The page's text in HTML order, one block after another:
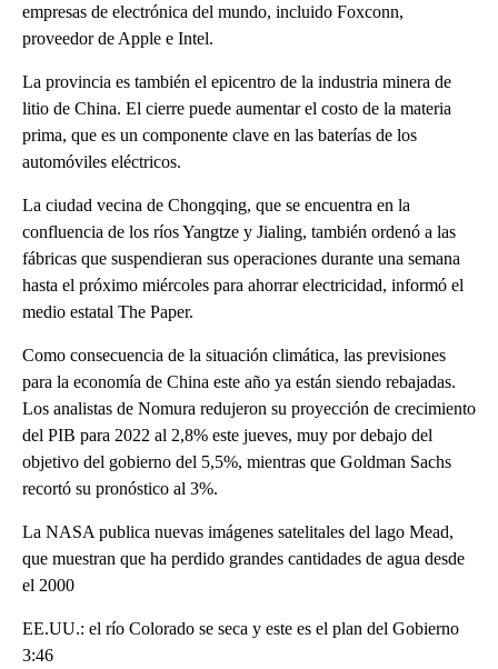
empresas de electrónica del mundo, incluido Foxconn,
proveedor de Apple e Intel.
La provincia es también el epicentro de la industria minera de
litio de China. El cierre puede aumentar el costo de la materia
prima, que es un componente clave en las baterías de los
automóviles eléctricos.
La ciudad vecina de Chongqing, que se encuentra en la
confluencia de los ríos Yangtze y Jialing, también ordenó a las
fábricas que suspendieran sus operaciones durante una semana
hasta el próximo miércoles para ahorrar electricidad, informó el
medio estatal The Paper.
Como consecuencia de la situación climática, las previsiones
para la economía de China este año ya están siendo rebajadas.
Los analistas de Nomura redujeron su proyección de crecimiento
del PIB para 2022 al 2,8% este jueves, muy por debajo del
objetivo del gobierno del 5,5%, mientras que Goldman Sachs
recortó su pronóstico al 3%.
La NASA publica nuevas imágenes satelitales del lago Mead,
que muestran que ha perdido grandes cantidades de agua desde
el 2000
EE.UU.: el río Colorado se seca y este es el plan del Gobierno
3:46